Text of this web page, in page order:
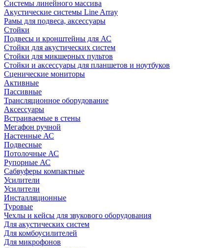
Системы линейного массива
Акустические системы Line Array
Рамы для подвеса, аксессуары
Стойки
Подвесы и кронштейны для АС
Стойки для акустических систем
Стойки для микшерных пультов
Стойки и аксессуары для планшетов и ноутбуков
Сценические мониторы
Активные
Пассивные
Трансляционное оборудование
Аксессуары
Встраиваемые в стены
Мегафон ручной
Настенные АС
Подвесные
Потолочные АС
Рупорные АС
Сабвуферы компактные
Усилители
Усилители
Инсталляционные
Туровые
Чехлы и кейсы для звукового оборудования
Для акустических систем
Для комбоусилителей
Для микрофонов